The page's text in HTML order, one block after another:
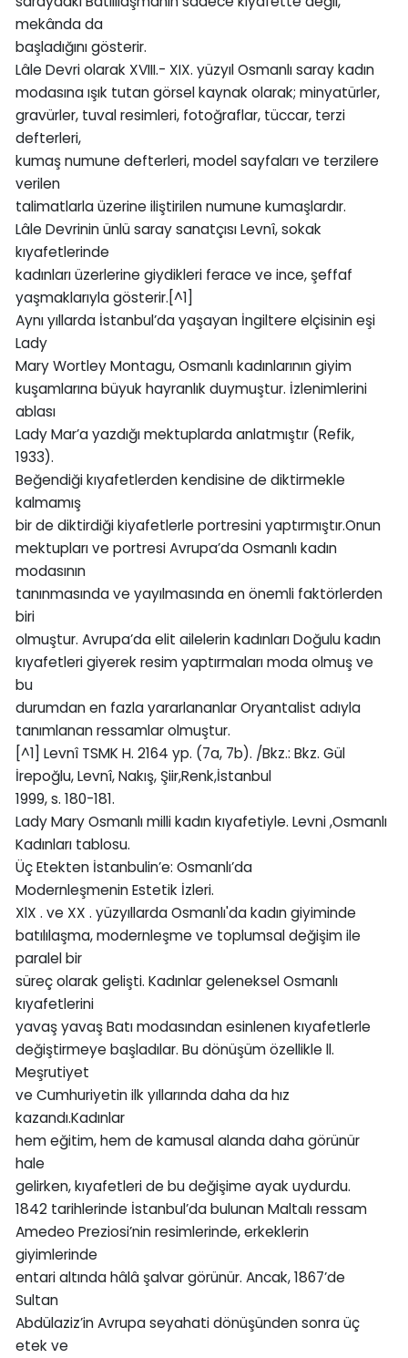
mekânda da
başladığını gösterir.
Lâle Devri olarak XVIII.- XIX. yüzyıl Osmanlı saray kadın
modasına ışık tutan görsel kaynak olarak; minyatürler,
gravürler, tuval resimleri, fotoğraflar, tüccar, terzi
defterleri,
kumaş numune defterleri, model sayfaları ve terzilere
verilen
talimatlarla üzerine iliştirilen numune kumaşlardır.
Lâle Devrinin ünlü saray sanatçısı Levnî, sokak
kıyafetlerinde
kadınları üzerlerine giydikleri ferace ve ince, şeffaf
yaşmaklarıyla gösterir.[^1]
Aynı yıllarda İstanbul’da yaşayan İngiltere elçisinin eşi
Lady
Mary Wortley Montagu, Osmanlı kadınlarının giyim
kuşamlarına büyuk hayranlık duymuştur. İzlenimlerini
ablası
Lady Mar’a yazdığı mektuplarda anlatmıştır (Refik,
1933).
Beğendiği kıyafetlerden kendisine de diktirmekle
kalmamış
bir de diktirdiği kiyafetlerle portresini yaptırmıştır.Onun
mektupları ve portresi Avrupa’da Osmanlı kadın
modasının
tanınmasında ve yayılmasında en önemli faktörlerden
biri
olmuştur. Avrupa’da elit ailelerin kadınları Doğulu kadın
kıyafetleri giyerek resim yaptırmaları moda olmuş ve
bu
durumdan en fazla yararlananlar Oryantalist adıyla
tanımlanan ressamlar olmuştur.
[^1] Levnî TSMK H. 2164 yp. (7a, 7b). /Bkz.: Bkz. Gül
İrepoğlu, Levnî, Nakış, Şiir,Renk,İstanbul
1999, s. 180-181.
Lady Mary Osmanlı milli kadın kıyafetiyle. Levni ,Osmanlı
Kadınları tablosu.
Üç Etekten İstanbulin’e: Osmanlı’da
Modernleşmenin Estetik İzleri.
XlX . ve XX . yüzyıllarda Osmanlı'da kadın giyiminde
batılılaşma, modernleşme ve toplumsal değişim ile
paralel bir
süreç olarak gelişti. Kadınlar geleneksel Osmanlı
kıyafetlerini
yavaş yavaş Batı modasından esinlenen kıyafetlerle
değiştirmeye başladılar. Bu dönüşüm özellikle ll.
Meşrutiyet
ve Cumhuriyetin ilk yıllarında daha da hız
kazandı.Kadınlar
hem eğitim, hem de kamusal alanda daha görünür
hale
gelirken, kıyafetleri de bu değişime ayak uydurdu.
1842 tarihlerinde İstanbul’da bulunan Maltalı ressam
Amedeo Preziosi’nin resimlerinde, erkeklerin
giyimlerinde
entari altında hâlâ şalvar görünür. Ancak, 1867’de
Sultan
Abdülaziz’in Avrupa seyahati dönüşünden sonra üç
etek ve